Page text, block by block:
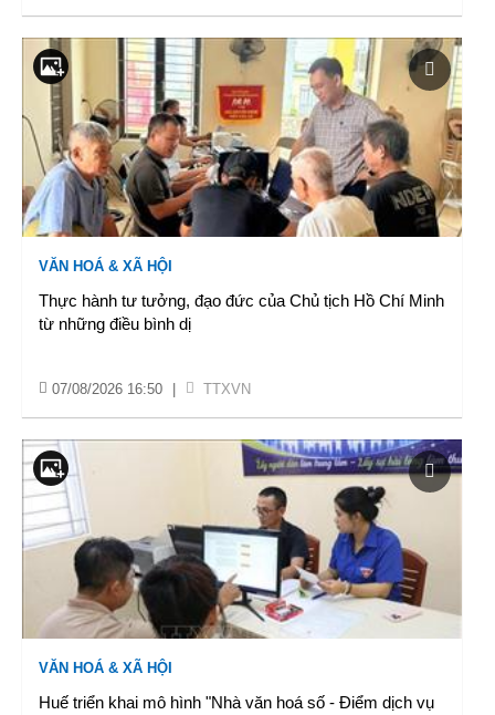
VĂN HOÁ & XÃ HỘI
Thực hành tư tưởng, đạo đức của Chủ tịch Hồ Chí Minh
từ những điều bình dị
07/08/2026 16:50 TTXVN
VĂN HOÁ & XÃ HỘI
Huế triển khai mô hình "Nhà văn hoá số - Điểm dịch vụ